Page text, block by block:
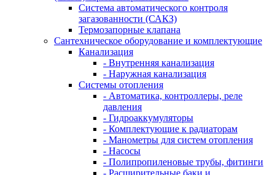
Система автоматического контроля
загазованности (САКЗ)
Термозапорные клапана
Сантехническое оборудование и комплектующие
Канализация
- Внутренняя канализация
- Наружная канализация
Системы отопления
- Автоматика, контроллеры, реле
давления
- Гидроаккумуляторы
- Комплектующие к радиаторам
- Манометры для систем отопления
- Насосы
- Полипропиленовые трубы, фитинги
- Расширительные баки и